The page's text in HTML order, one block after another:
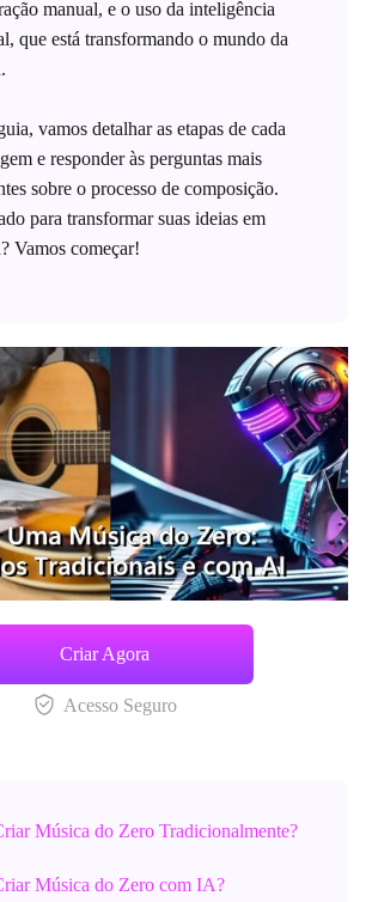
manual, e o uso da inteligência
que está transformando o mundo da
vamos detalhar as etapas de cada
e responder às perguntas mais
sobre o processo de composição.
para transformar suas ideias em
Vamos começar!
Criar Agora
Acesso Seguro
Música do Zero Tradicionalmente?
Música do Zero com IA?